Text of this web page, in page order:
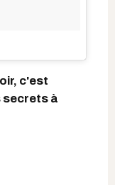
c'est
secrets à